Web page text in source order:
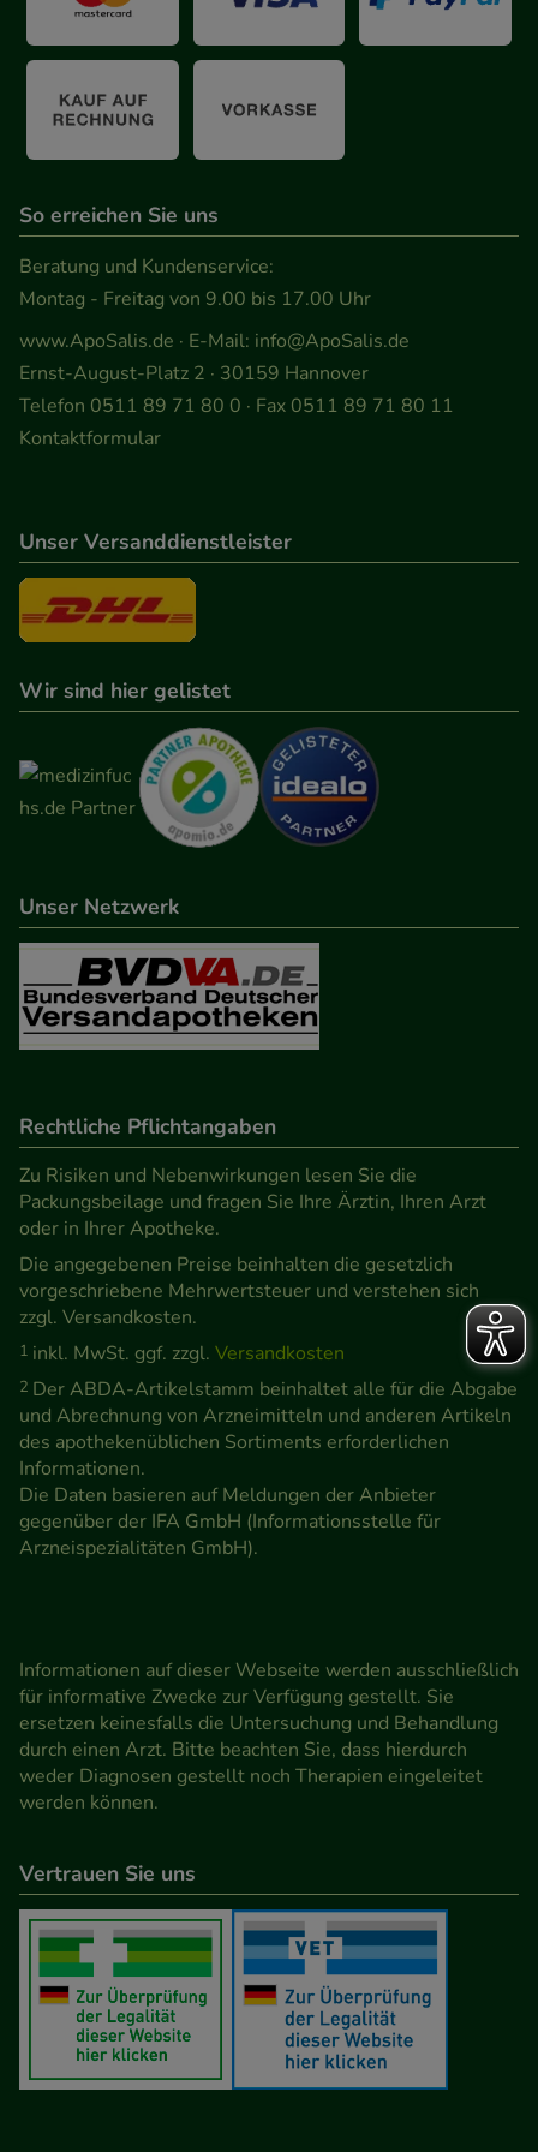
So erreichen Sie uns
Beratung und Kundenservice:
Montag - Freitag von 9.00 bis 17.00 Uhr
www.ApoSalis.de · E-Mail: info@ApoSalis.de
Ernst-August-Platz 2 · 30159 Hannover
Telefon 0511 89 71 80 0 · Fax 0511 89 71 80 11
Kontaktformular
Unser Versanddienstleister
Wir sind hier gelistet
Unser Netzwerk
Rechtliche Pflichtangaben
Zu Risiken und Nebenwirkungen lesen Sie die
Packungsbeilage und fragen Sie Ihre Ärztin, Ihren Arzt
oder in Ihrer Apotheke.
Die angegebenen Preise beinhalten die gesetzlich
vorgeschriebene Mehrwertsteuer und verstehen sich
zzgl. Versandkosten.
1 inkl. MwSt. ggf. zzgl. Versandkosten
2 Der ABDA-Artikelstamm beinhaltet alle für die Abgabe
und Abrechnung von Arzneimitteln und anderen Artikeln
des apothekenüblichen Sortiments erforderlichen
Informationen.
Die Daten basieren auf Meldungen der Anbieter
gegenüber der IFA GmbH (Informationsstelle für
Arzneispezialitäten GmbH).
Informationen auf dieser Webseite werden ausschließlich
für informative Zwecke zur Verfügung gestellt. Sie
ersetzen keinesfalls die Untersuchung und Behandlung
durch einen Arzt. Bitte beachten Sie, dass hierdurch
weder Diagnosen gestellt noch Therapien eingeleitet
werden können.
Vertrauen Sie uns